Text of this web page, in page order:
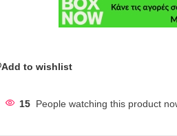
Add to wishlist
15 People watching this product